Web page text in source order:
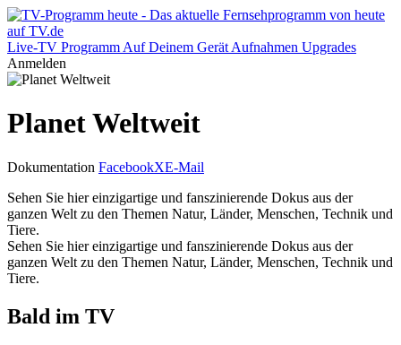
Live-TV Programm Auf Deinem Gerät Aufnahmen Upgrades
Anmelden
Planet Weltweit
Dokumentation FacebookXE-Mail
Sehen Sie hier einzigartige und fanszinierende Dokus aus der
ganzen Welt zu den Themen Natur, Länder, Menschen, Technik und
Tiere.
Sehen Sie hier einzigartige und fanszinierende Dokus aus der
ganzen Welt zu den Themen Natur, Länder, Menschen, Technik und
Tiere.
Bald im TV